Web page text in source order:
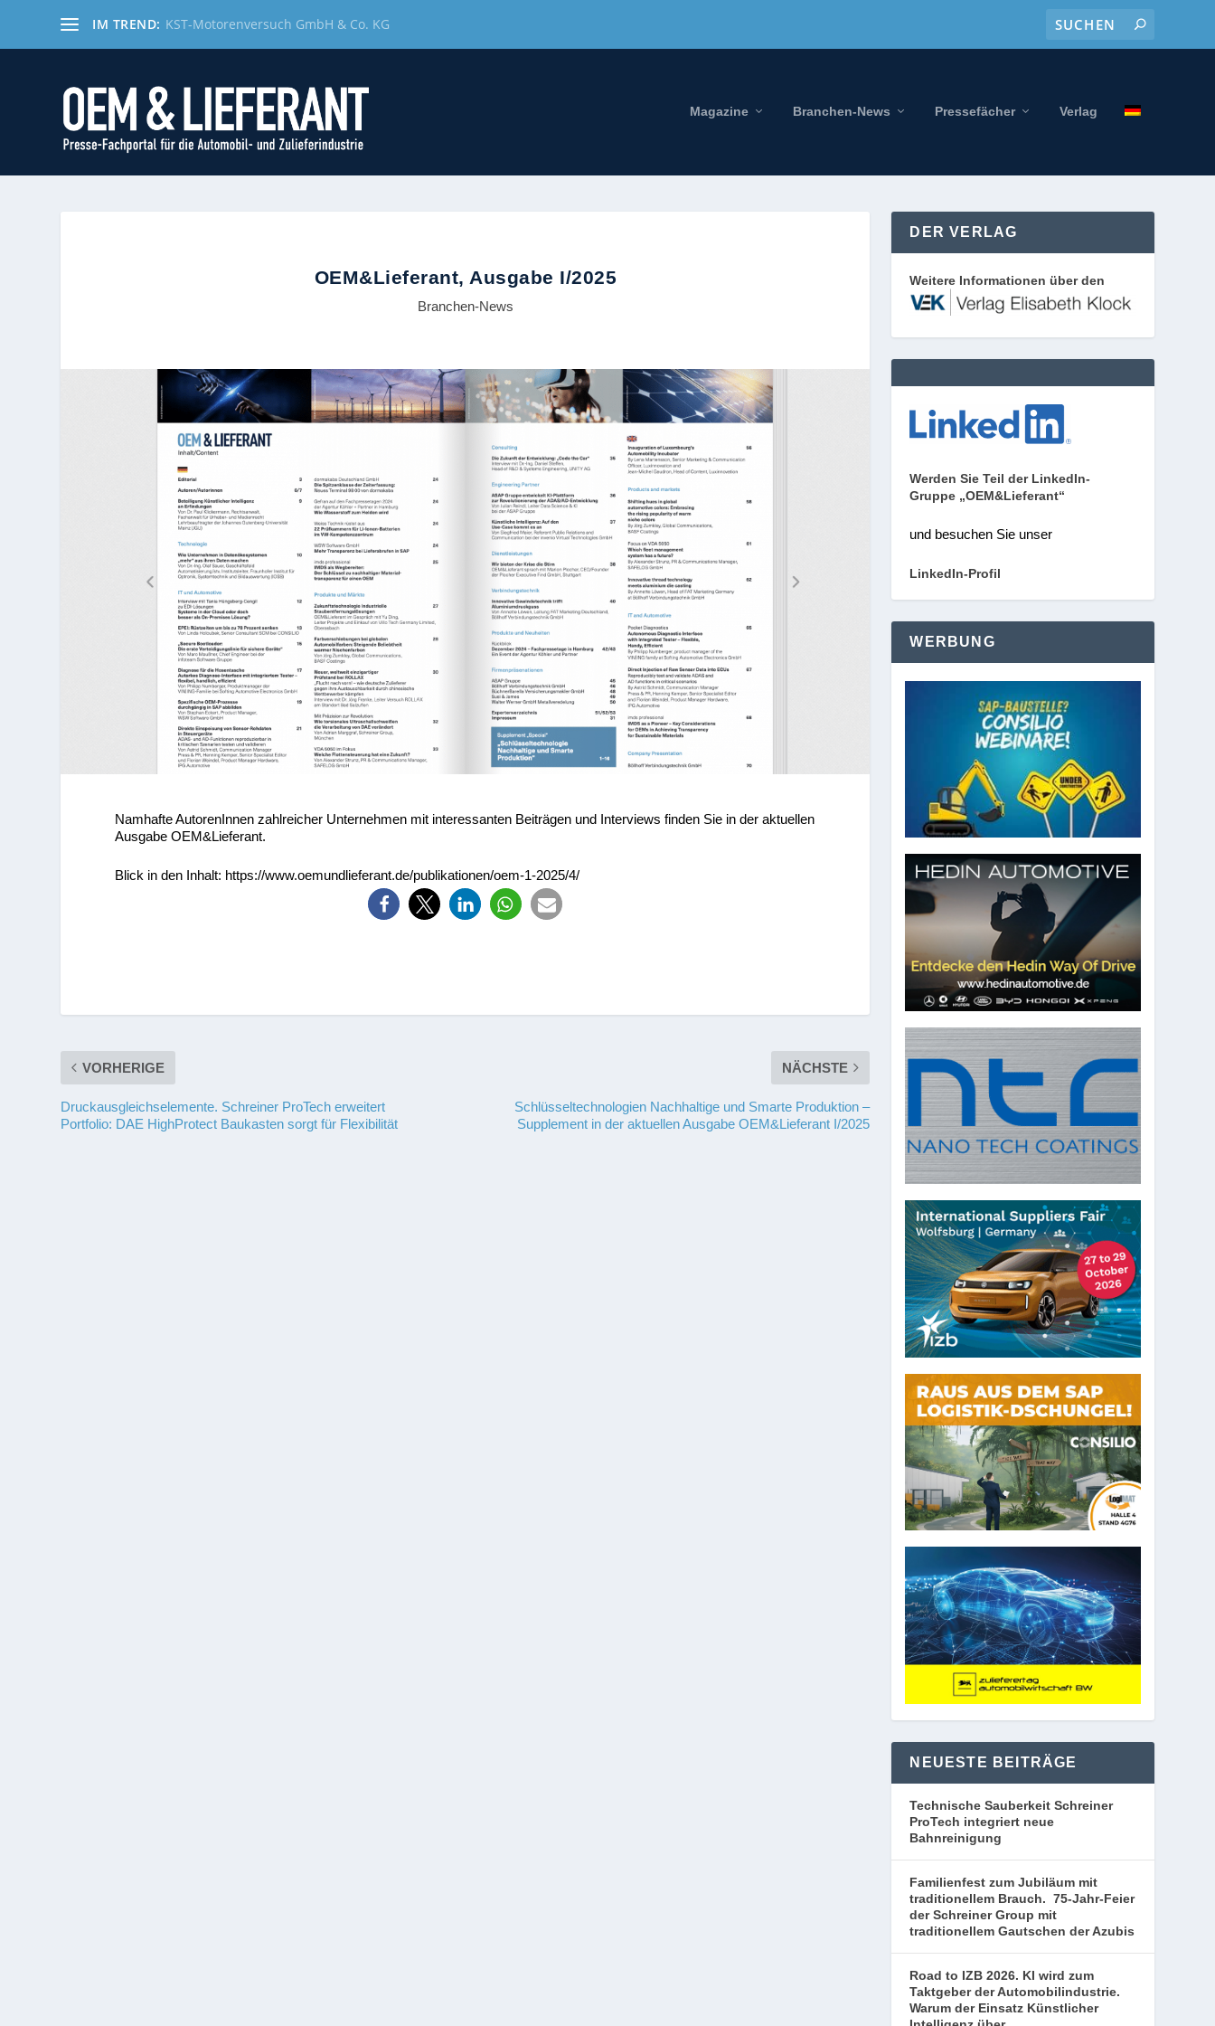
IM TREND: KST-Motorenversuch GmbH & Co. KG
Magazine Branchen-News Pressefächer Verlag
OEM&Lieferant, Ausgabe I/2025
Branchen-News
Namhafte AutorenInnen zahlreicher Unternehmen mit interessanten Beiträgen und Interviews finden Sie in der aktuellen
Ausgabe OEM&Lieferant.
Blick in den Inhalt: https://www.oemundlieferant.de/publikationen/oem-1-2025/4/
VORHERIGE
Druckausgleichselemente. Schreiner ProTech erweitert
Portfolio: DAE HighProtect Baukasten sorgt für Flexibilität
NÄCHSTE
Schlüsseltechnologien Nachhaltige und Smarte Produktion –
Supplement in der aktuellen Ausgabe OEM&Lieferant I/2025
DER VERLAG
Weitere Informationen über den
Werden Sie Teil der LinkedIn-
Gruppe „OEM&Lieferant“
und besuchen Sie unser
LinkedIn-Profil
WERBUNG
NEUESTE BEITRÄGE
Technische Sauberkeit Schreiner
ProTech integriert neue
Bahnreinigung
Familienfest zum Jubiläum mit
traditionellem Brauch. 75-Jahr-Feier
der Schreiner Group mit
traditionellem Gautschen der Azubis
Road to IZB 2026. KI wird zum
Taktgeber der Automobilindustrie.
Warum der Einsatz Künstlicher